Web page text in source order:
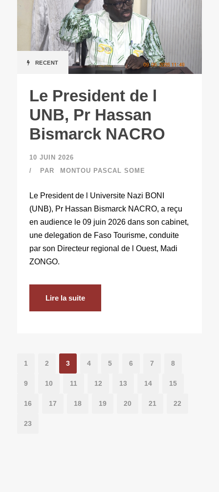
RECENT
Le President de l
UNB, Pr Hassan
Bismarck NACRO
10 JUIN 2026
PAR
MONTOU PASCAL SOME
Le President de l Universite Nazi BONI
(UNB), Pr Hassan Bismarck NACRO, a reçu
en audience le 09 juin 2026 dans son cabinet,
une delegation de Faso Tourisme, conduite
par son Directeur regional de l Ouest, Madi
ZONGO.
Lire la suite
1 2 3 4 5 6 7 8
9 10 11 12 13 14 15
16 17 18 19 20 21 22
23